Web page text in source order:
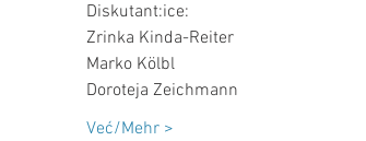
Diskutant:ice:
Zrinka Kinda-Reiter
Marko Kölbl
Doroteja Zeichmann
Već/Mehr >